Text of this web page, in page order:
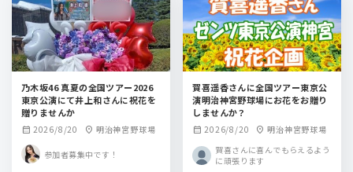
乃木坂46 真夏の全国ツアー2026
東京公演にて井上和さんに祝花を
贈りませんか
calendar_month 2026/8/20 location_on 明治神宮野球場
参加者募集中です！
賀喜遥香さんに全国ツアー東京公
演明治神宮野球場にお花をお贈り
しませんか？
calendar_month 2026/8/20 location_on 明治神宮野球場
賀喜さんに喜んでもらえるよう
に頑張ります